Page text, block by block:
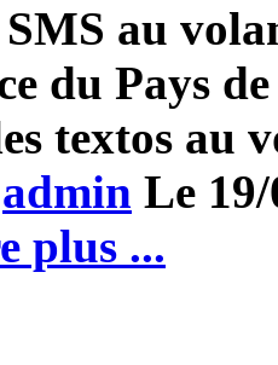
au
du Pays
textos au
admin Le
plus ...